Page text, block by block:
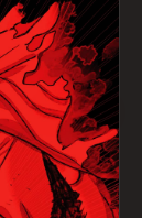
আমরা বিজ্ঞাপন ও
লাগছে।প্রাইভেসি নীতি
সাহায্য?